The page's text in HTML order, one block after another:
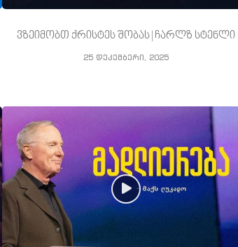
ვზეიმობთ ქრისტეს შობას | ჩარლზ სტენლი
25 დეკემბერი, 2025